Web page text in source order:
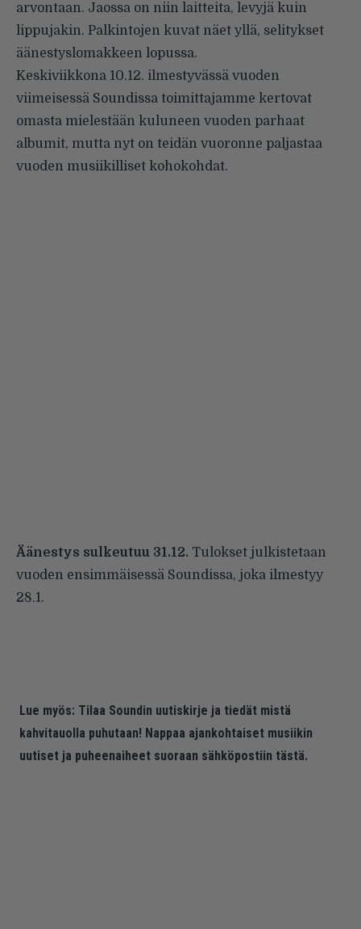
arvontaan. Jaossa on niin laitteita, levyjä kuin
lippujakin. Palkintojen kuvat näet yllä, selitykset
äänestyslomakkeen lopussa.
Keskiviikkona 10.12. ilmestyvässä vuoden
viimeisessä Soundissa toimittajamme kertovat
omasta mielestään kuluneen vuoden parhaat
albumit, mutta nyt on teidän vuoronne paljastaa
vuoden musiikilliset kohokohdat.
Äänestys sulkeutuu 31.12. Tulokset julkistetaan
vuoden ensimmäisessä Soundissa, joka ilmestyy
28.1.
Lue myös: Tilaa Soundin uutiskirje ja tiedät mistä
kahvitauolla puhutaan! Nappaa ajankohtaiset musiikin
uutiset ja puheenaiheet suoraan sähköpostiin tästä.